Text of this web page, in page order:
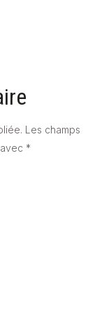
Les champs
*